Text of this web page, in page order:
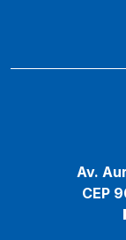
Av.
CEP